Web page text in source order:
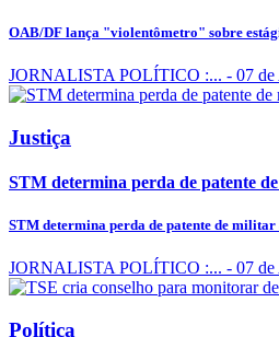
OAB/DF lança "violentômetro" sobre
JORNALISTA POLÍTICO :... - 07
Justiça
STM determina perda de patente
STM determina perda de patente de
JORNALISTA POLÍTICO :... - 07
Política